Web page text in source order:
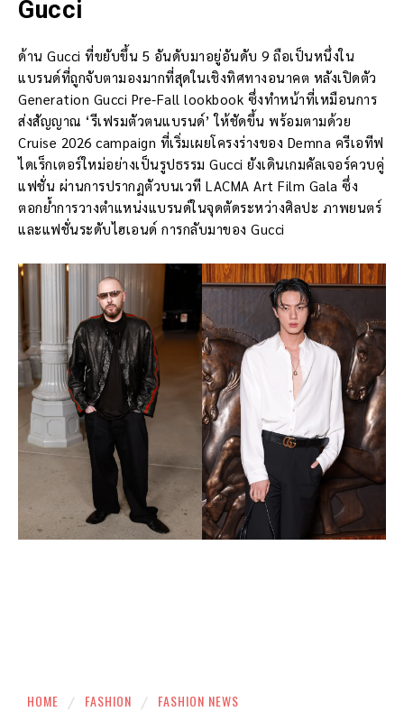
Gucci
ด้าน Gucci ที่ขยับขึ้น 5 อันดับมาอยู่อันดับ 9 ถือเป็นหนึ่งใน
แบรนด์ที่ถูกจับตามองมากที่สุดในเชิงทิศทางอนาคต หลังเปิดตัว
Generation Gucci Pre-Fall lookbook ซึ่งทำหน้าที่เหมือนการ
ส่งสัญญาณ ‘รีเฟรมตัวตนแบรนด์’ ให้ชัดขึ้น พร้อมตามด้วย
Cruise 2026 campaign ที่เริ่มเผยโครงร่างของ Demna ครีเอทีฟ
ไดเร็กเตอร์ใหม่อย่างเป็นรูปธรรม Gucci ยังเดินเกมคัลเจอร์ควบคู่
แฟชั่น ผ่านการปรากฏตัวบนเวที LACMA Art Film Gala ซึ่ง
ตอกย้ำการวางตำแหน่งแบรนด์ในจุดตัดระหว่างศิลปะ ภาพยนตร์
และแฟชั่นระดับไฮเอนด์ การกลับมาของ Gucci